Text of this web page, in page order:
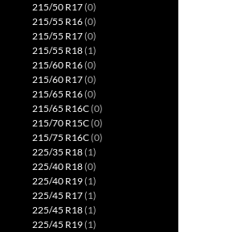
215/50 R17(0)
215/55 R16(0)
215/55 R17(0)
215/55 R18(1)
215/60 R16(0)
215/60 R17(0)
215/65 R16(0)
215/65 R16C(0)
215/70 R15C(0)
215/75 R16C(0)
225/35 R18(1)
225/40 R18(0)
225/40 R19(1)
225/45 R17(1)
225/45 R18(1)
225/45 R19(1)